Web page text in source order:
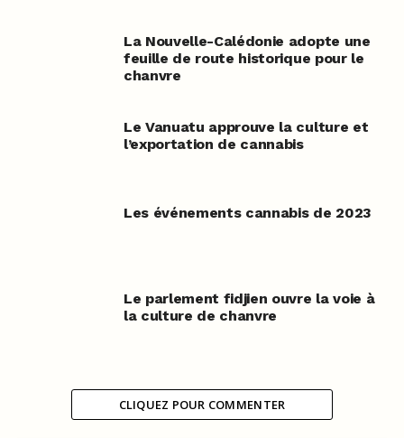
La Nouvelle-Calédonie adopte une
feuille de route historique pour le
chanvre
Le Vanuatu approuve la culture et
l’exportation de cannabis
Les événements cannabis de 2023
Le parlement fidjien ouvre la voie à
la culture de chanvre
CLIQUEZ POUR COMMENTER